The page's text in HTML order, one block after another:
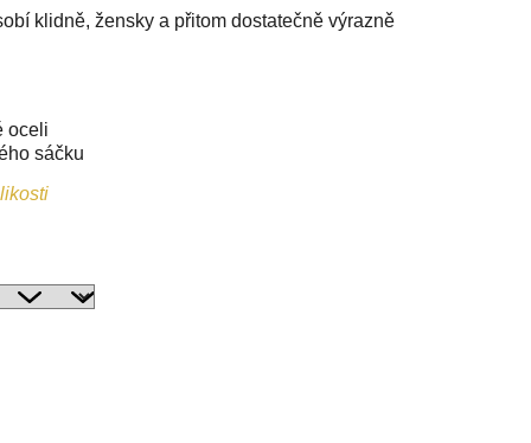
klidně, žensky a přitom dostatečně výrazně
oceli
sáčku